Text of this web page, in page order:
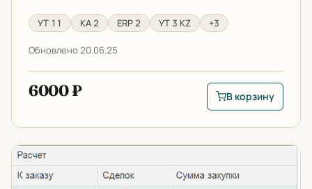
УТ 11 КА 2 ERP 2 УТ 3 KZ +3
Обновлено 20.06.25
6000 ₽
В корзину: Работа
В корзину
Оптимизация бюджета закупок